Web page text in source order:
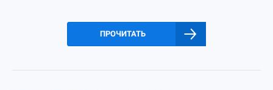
ПРОЧИТАТЬ